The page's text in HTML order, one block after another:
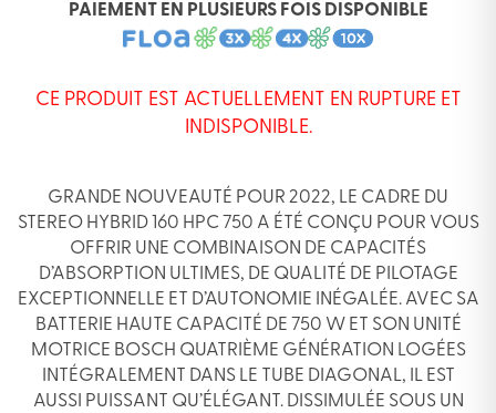
PAIEMENT EN PLUSIEURS FOIS DISPONIBLE
CE PRODUIT EST ACTUELLEMENT EN RUPTURE ET
INDISPONIBLE.
GRANDE NOUVEAUTÉ POUR 2022, LE CADRE DU
STEREO HYBRID 160 HPC 750 A ÉTÉ CONÇU POUR VOUS
OFFRIR UNE COMBINAISON DE CAPACITÉS
D’ABSORPTION ULTIMES, DE QUALITÉ DE PILOTAGE
EXCEPTIONNELLE ET D’AUTONOMIE INÉGALÉE. AVEC SA
BATTERIE HAUTE CAPACITÉ DE 750 W ET SON UNITÉ
MOTRICE BOSCH QUATRIÈME GÉNÉRATION LOGÉES
INTÉGRALEMENT DANS LE TUBE DIAGONAL, IL EST
AUSSI PUISSANT QU’ÉLÉGANT. DISSIMULÉE SOUS UN